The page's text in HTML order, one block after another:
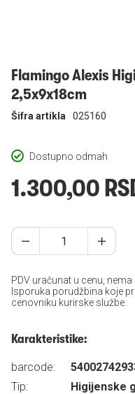
Flamingo Alexis
2,5x9x18cm
Dostupno odmah
Šifra artikla 025160
1.300,00
PDV uračunat u cenu,
Isporuka porudžbina koje
cenovniku kurirske službe.
Karakteristike:
barcode:
Tip:
Higijenske